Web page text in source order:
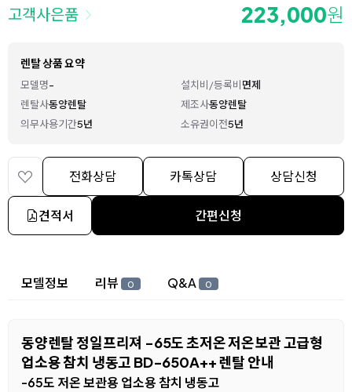
고객사은품 223,000원
렌탈 상품 요약
모델명- 설치비/등록비면제
렌탈사동양렌탈 제조사동양렌탈
의무사용기간5년 소유권이전5년
전화상담 카톡상담 상담신청
견적서 간편신청
상세 정보
모델정보 리뷰 0 Q&A 0
동양렌탈 정일프리져 -65도 초저온 저온보관 고급형
업소용 참치 냉동고 BD-650A++ 렌탈 안내
-65도 저온 보관용 업소용 참치 냉동고